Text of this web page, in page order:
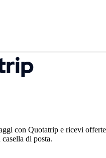
con Quotatrip e ricevi
di posta.